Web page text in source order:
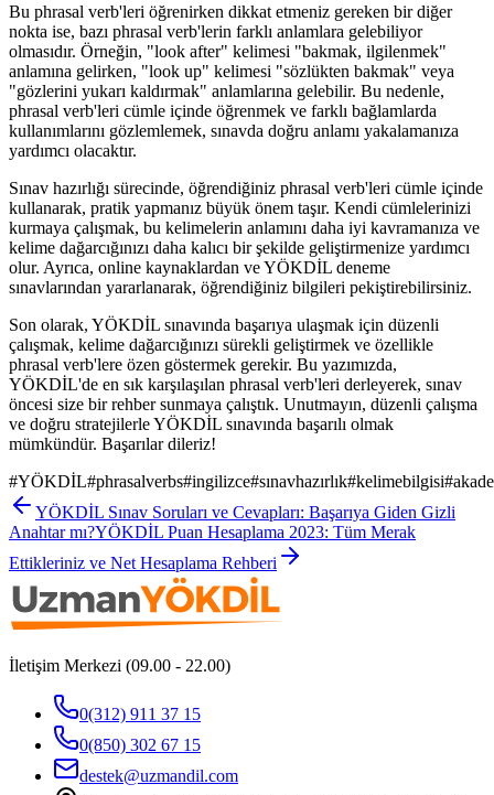
Bu phrasal verb'leri öğrenirken dikkat etmeniz gereken bir diğer
nokta ise, bazı phrasal verb'lerin farklı anlamlara gelebiliyor
olmasıdır. Örneğin, "look after" kelimesi "bakmak, ilgilenmek"
anlamına gelirken, "look up" kelimesi "sözlükten bakmak" veya
"gözlerini yukarı kaldırmak" anlamlarına gelebilir. Bu nedenle,
phrasal verb'leri cümle içinde öğrenmek ve farklı bağlamlarda
kullanımlarını gözlemlemek, sınavda doğru anlamı yakalamanıza
yardımcı olacaktır.
Sınav hazırlığı sürecinde, öğrendiğiniz phrasal verb'leri cümle içinde
kullanarak, pratik yapmanız büyük önem taşır. Kendi cümlelerinizi
kurmaya çalışmak, bu kelimelerin anlamını daha iyi kavramanıza ve
kelime dağarcığınızı daha kalıcı bir şekilde geliştirmenize yardımcı
olur. Ayrıca, online kaynaklardan ve YÖKDİL deneme
sınavlarından yararlanarak, öğrendiğiniz bilgileri pekiştirebilirsiniz.
Son olarak, YÖKDİL sınavında başarıya ulaşmak için düzenli
çalışmak, kelime dağarcığınızı sürekli geliştirmek ve özellikle
phrasal verb'lere özen göstermek gerekir. Bu yazımızda,
YÖKDİL'de en sık karşılaşılan phrasal verb'leri derleyerek, sınav
öncesi size bir rehber sunmaya çalıştık. Unutmayın, düzenli çalışma
ve doğru stratejilerle YÖKDİL sınavında başarılı olmak
mümkündür. Başarılar dileriz!
#YÖKDİL#phrasalverbs#ingilizce#sınavhazırlık#kelimebilgisi#
YÖKDİL Sınav Soruları ve Cevapları: Başarıya Giden Gizli
Anahtar mı?YÖKDİL Puan Hesaplama 2023: Tüm Merak
Ettikleriniz ve Net Hesaplama Rehberi
İletişim Merkezi (09.00 - 22.00)
0(312) 911 37 15
0(850) 302 67 15
destek@uzmandil.com